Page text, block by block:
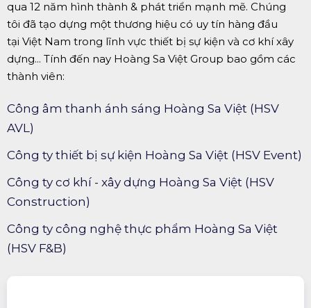
qua 12 năm hình thành & phát triển mạnh mẽ. Chúng
tôi đã tạo dựng một thương hiệu có uy tín hàng đầu
tại Việt Nam trong lĩnh vực thiết bị sự kiện và cơ khí xây
dựng... Tính đến nay Hoàng Sa Việt Group bao gồm các
thành viên:
Công âm thanh ánh sáng Hoàng Sa Việt (HSV
AVL)
Công ty thiết bị sự kiện Hoàng Sa Việt (HSV Event)
Công ty cơ khí - xây dựng Hoàng Sa Việt (HSV
Construction)
Công ty công nghệ thực phẩm Hoàng Sa Việt
(HSV F&B)